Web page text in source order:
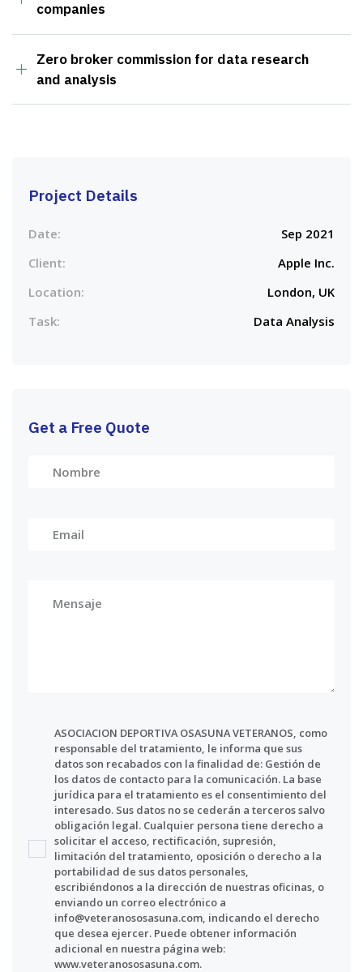
Project Details
Date:
Sep 2021
Client:
Apple Inc.
Location:
London, UK
Task:
Data Analysis
Get a Free Quote
ASOCIACION DEPORTIVA OSASUNA VETERANOS, como
responsable del tratamiento, le informa que sus
datos son recabados con la finalidad de: Gestión de
los datos de contacto para la comunicación. La base
jurídica para el tratamiento es el consentimiento del
interesado. Sus datos no se cederán a terceros salvo
obligación legal. Cualquier persona tiene derecho a
solicitar el acceso, rectificación, supresión,
limitación del tratamiento, oposición o derecho a la
portabilidad de sus datos personales,
escribiéndonos a la dirección de nuestras oficinas, o
enviando un correo electrónico a
info@veteranososasuna.com, indicando el derecho
que desea ejercer. Puede obtener información
adicional en nuestra página web:
www.veteranososasuna.com.
companies
Zero broker commission for data research
and analysis